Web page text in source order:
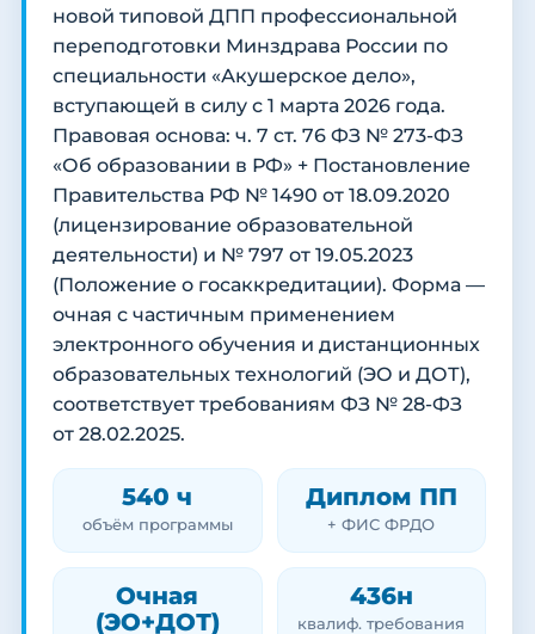
новой типовой ДПП профессиональной
переподготовки Минздрава России по
специальности «Акушерское дело»,
вступающей в силу с 1 марта 2026 года.
Правовая основа: ч. 7 ст. 76 ФЗ № 273-ФЗ
«Об образовании в РФ» + Постановление
Правительства РФ № 1490 от 18.09.2020
(лицензирование образовательной
деятельности) и № 797 от 19.05.2023
(Положение о госаккредитации). Форма —
очная с частичным применением
электронного обучения и дистанционных
образовательных технологий (ЭО и ДОТ),
соответствует требованиям ФЗ № 28-ФЗ
от 28.02.2025.
540 ч
объём программы
Диплом ПП
+ ФИС ФРДО
Очная
(ЭО+ДОТ)
436н
квалиф. требования